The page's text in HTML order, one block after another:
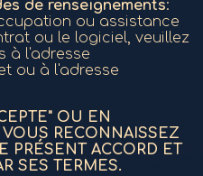
de renseignements:
ou assistance
ou le logiciel, veuillez
à l'adresse
ou à l'adresse
OU EN
RECONNAISSEZ
PRÉSENT ACCORD ET
SES TERMES.